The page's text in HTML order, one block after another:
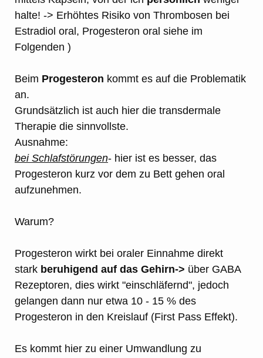
halte! -> Erhöhtes Risiko von Thrombosen bei
Estradiol oral, Progesteron oral siehe im
Folgenden )
Beim Progesteron kommt es auf die Problematik
an.
Grundsätzlich ist auch hier die transdermale
Therapie die sinnvollste.
Ausnahme:
bei Schlafstörungen- hier ist es besser, das
Progesteron kurz vor dem zu Bett gehen oral
aufzunehmen.
Warum?
Progesteron wirkt bei oraler Einnahme direkt
stark beruhigend auf das Gehirn-> über GABA
Rezeptoren, dies wirkt "einschläfernd", jedoch
gelangen dann nur etwa 10 - 15 % des
Progesteron in den Kreislauf (First Pass Effekt).
Es kommt hier zu einer Umwandlung zu